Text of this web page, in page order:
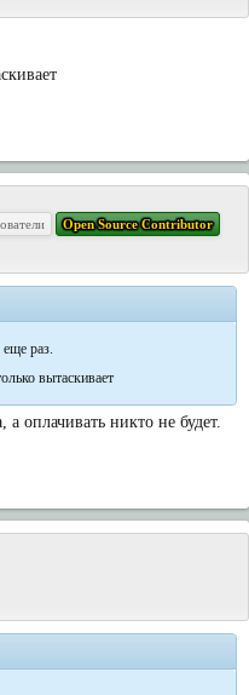
Open Source Contributor
раз.
вытаскивает
а оплачивать никто не будет.